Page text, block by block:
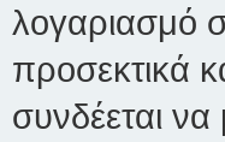
λογαριασμό
προσεκτικά
συνδέεται